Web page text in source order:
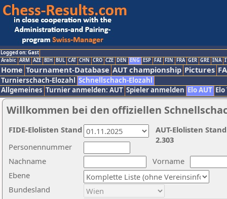
Logged on: Gast
Arabic ARM AZE BIH BUL CAT CHN CRO CZE DEN ENG ESP FAI FIN FRA GER GRE INA
Home Tournament-Database AUT championship Pictures
Turnierschach-Elozahl Schnellschach-Elozahl
Allgemeines Turnier anmelden: AUT Spieler anmelden Elo AUT
Willkommen bei den offiziellen
Nachname
Vorname
Ebene
Personennummer
Bundesland
AUT-Elolisten
2.303
FIDE-Elolisten Stand